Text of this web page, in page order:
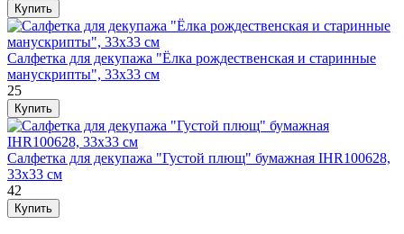
Салфетка для декупажа "Ёлка рождественская и старинные
манускрипты", 33х33 см
25
Салфетка для декупажа "Густой плющ" бумажная IHR100628,
33х33 см
42